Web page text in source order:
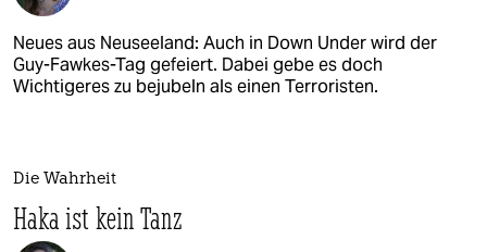
Neues aus Neuseeland: Auch in Down Under wird der
Guy-Fawkes-Tag gefeiert. Dabei gebe es doch
Wichtigeres zu bejubeln als einen Terroristen.
Die Wahrheit
Haka ist kein Tanz